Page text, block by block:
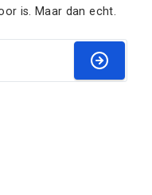
is. Maar dan echt.